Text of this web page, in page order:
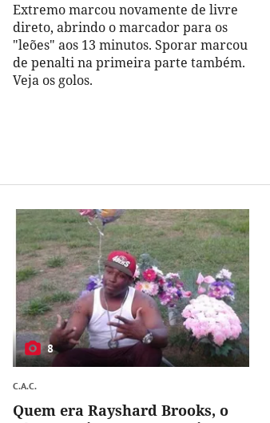
Extremo marcou novamente de livre
direto, abrindo o marcador para os
"leões" aos 13 minutos. Sporar marcou
de penalti na primeira parte também.
Veja os golos.
8
C.A.C.
Quem era Rayshard Brooks, o